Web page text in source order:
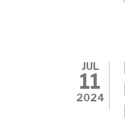
JUL
11
2024